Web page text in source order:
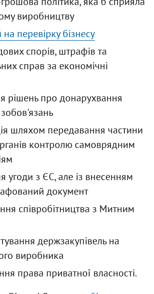
виробництву
перевірку бізнесу
спорів, штрафів та
справ за економічні
рішень про донарухвання
шляхом передавання частини
контролю самоврядним
угоди з ЄС, але із внесенням
документ
співробітництва з Митним
держзакупівель на
виробника
права приватної власності.